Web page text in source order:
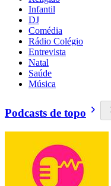
Infantil
DJ
Comédia
Rádio Colégio
Entrevista
Natal
Saúde
Música
Podcasts de topo